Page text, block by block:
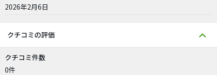
2026年2月6日
クチコミの評価
クチコミ件数
0件